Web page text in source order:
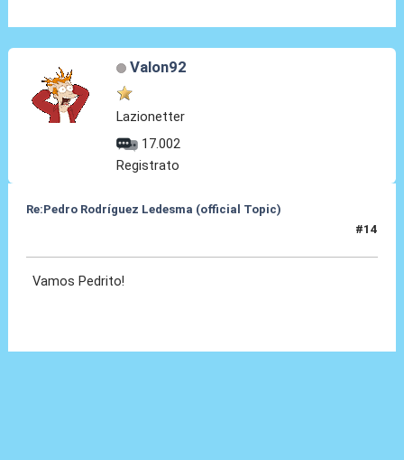
Valon92
Lazionetter
17.002
Registrato
Re:Pedro Rodríguez Ledesma (official Topic)
#14
Vamos Pedrito!